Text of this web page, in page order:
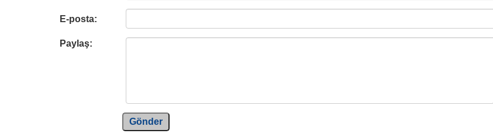
E-posta:
Paylaş:
Gönder